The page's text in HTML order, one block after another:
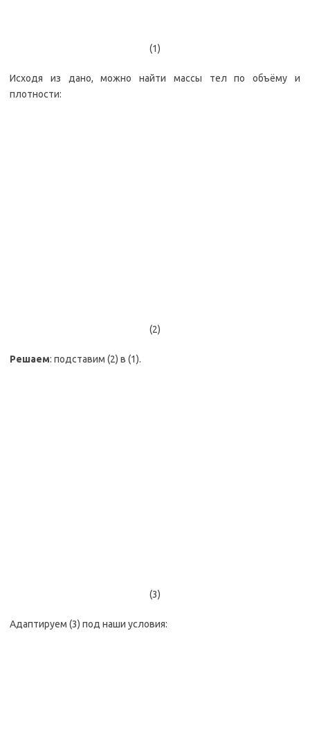
(1)
Исходя из дано, можно найти массы тел по объёму и
плотности:
(2)
Решаем: подставим (2) в (1).
(3)
Адаптируем (3) под наши условия: